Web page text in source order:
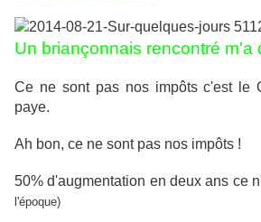
Un briançonnais rencontré m'a
Ce ne sont pas nos impôts c'est le
paye.
Ah bon, ce ne sont pas nos impôts !
50% d'augmentation en deux ans ce
l'époque)